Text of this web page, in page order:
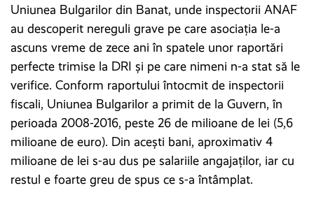
Uniunea Bulgarilor din Banat, unde inspectorii ANAF
au descoperit nereguli grave pe care asociația le-a
ascuns vreme de zece ani în spatele unor raportări
perfecte trimise la DRI și pe care nimeni n-a stat să le
verifice. Conform raportului întocmit de inspectorii
fiscali, Uniunea Bulgarilor a primit de la Guvern, în
perioada 2008-2016, peste 26 de milioane de lei (5,6
milioane de euro). Din acești bani, aproximativ 4
milioane de lei s-au dus pe salariile angajaților, iar cu
restul e foarte greu de spus ce s-a întâmplat.